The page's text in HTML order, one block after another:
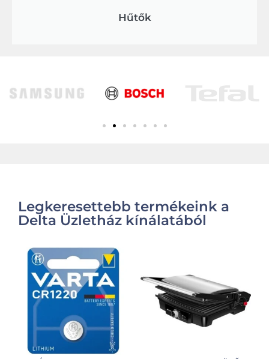
Hűtők
Legkeresettebb termékeink a
Delta Üzletház kínálatából